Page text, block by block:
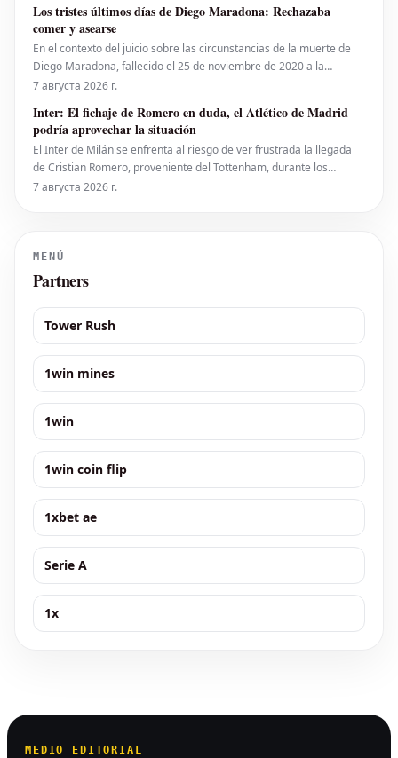
representar una barrera insalvable
Los tristes últimos días de Diego Maradona: Rechazaba
comer y asearse
En el contexto del juicio sobre las circunstancias de la muerte de
Diego Maradona, fallecido el 25 de noviembre de 2020 a la
temprana edad de 60 años, Nicolas Taffarel ha compartido detalles
Taffarel describió cómo el ícono del
7 августа 2026 г.
Inter: El fichaje de Romero en duda, el Atlético de Madrid
podría aprovechar la situación
El Inter de Milán se enfrenta al riesgo de ver frustrada la llegada
de Cristian Romero, proveniente del Tottenham, durante los
próximos días del mercado de fichajes. Reescritura y Traducción al
7 августа 2026 г.
MENÚ
Partners
Tower Rush
1win mines
1win
1win coin flip
1xbet ae
Serie A
1x
MEDIO EDITORIAL